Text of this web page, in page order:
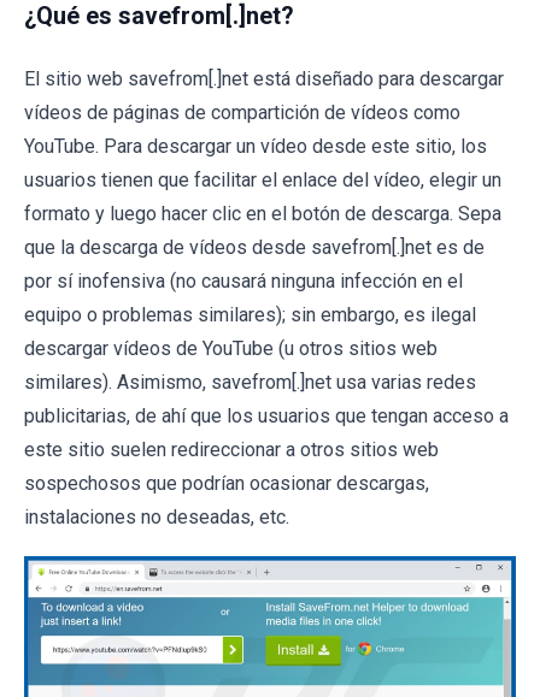
¿Qué es savefrom[.]net?
El sitio web savefrom[.]net está diseñado para descargar
vídeos de páginas de compartición de vídeos como
YouTube. Para descargar un vídeo desde este sitio, los
usuarios tienen que facilitar el enlace del vídeo, elegir un
formato y luego hacer clic en el botón de descarga. Sepa
que la descarga de vídeos desde savefrom[.]net es de
por sí inofensiva (no causará ninguna infección en el
equipo o problemas similares); sin embargo, es ilegal
descargar vídeos de YouTube (u otros sitios web
similares). Asimismo, savefrom[.]net usa varias redes
publicitarias, de ahí que los usuarios que tengan acceso a
este sitio suelen redireccionar a otros sitios web
sospechosos que podrían ocasionar descargas,
instalaciones no deseadas, etc.